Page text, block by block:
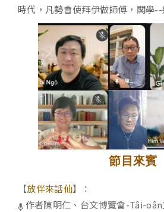
時代，凡勢會使拜伊做師傅，閣學--
節目來賓
【放伴來話仙】：
作者陳明仁、台文博覽會-Tâi-